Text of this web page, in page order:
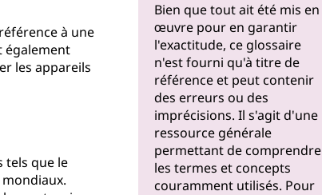
à une
également
les appareils
tels que le
Bien que tout ait été mis en
œuvre pour en garantir
l'exactitude, ce glossaire
n'est fourni qu'à titre de
référence et peut contenir
des erreurs ou des
imprécisions. Il s'agit d'une
ressource générale
permettant de comprendre
les termes et concepts
couramment utilisés. Pour